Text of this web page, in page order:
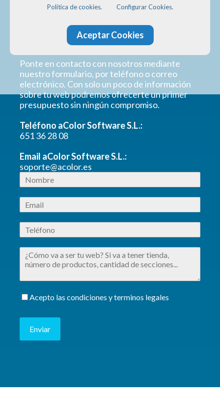
Pide presupuesto para una
página web
Ponte en contacto con nosotros mediante
nuestro formulario, por teléfono o correo
electrónico. Con solo un poco de información
sobre tu web podremos ofrecerte un primer
presupuesto sin ningún compromiso.
Teléfono aColor Software S.L.:
651 36 28 08
Email aColor Software S.L.:
soporte@acolor.es
Acepto las condiciones y terminos legales
Enviar
Política de cookies.
Configurar Cookies.
Aceptar Cookies